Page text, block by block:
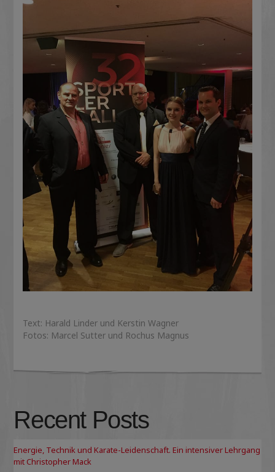
Text: Harald Linder und Kerstin Wagner
Fotos: Marcel Sutter und Rochus Magnus
Recent Posts
Energie, Technik und Karate-Leidenschaft. Ein intensiver Lehrgang
mit Christopher Mack